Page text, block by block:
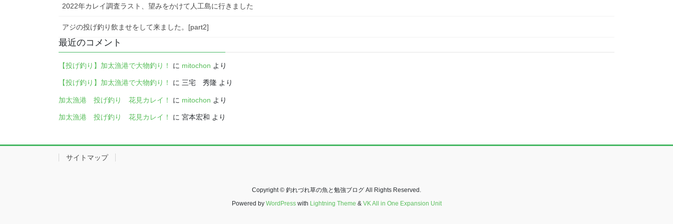
2022年カレイ調査ラスト、望みをかけて人工島に行きました
アジの投げ釣り飲ませをして来ました。[part2]
最近のコメント
【投げ釣り】加太漁港で大物釣り！ に mitochon より
【投げ釣り】加太漁港で大物釣り！ に 三宅 秀隆 より
加太漁港 投げ釣り 花見カレイ！ に mitochon より
加太漁港 投げ釣り 花見カレイ！ に 宮本宏和 より
サイトマップ
Copyright © 釣れづれ草の魚と勉強ブログ All Rights Reserved.
Powered by WordPresswith Lightning Theme & VK All in One Expansion Unit